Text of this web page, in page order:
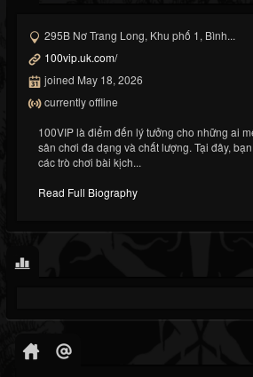
295B Nơ Trang Long, Khu phố 1, Bình...
100vip.uk.com/
joined May 18, 2026
currently offline
100VIP là điểm đến lý tưởng cho những ai
sân chơi đa dạng và chất lượng. Tại đây,
các trò chơi bài kịch...
Read Full Biography